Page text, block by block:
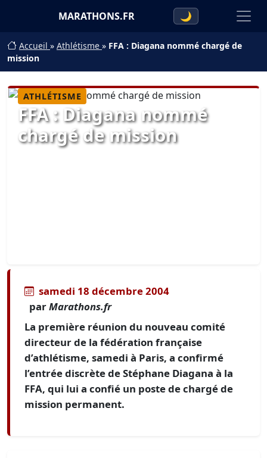
MARATHONS.FR 🌙
Accueil » Athlétisme » FFA : Diagana nommé chargé de
mission
ATHLÉTISME
FFA : Diagana nommé
chargé de mission
samedi 18 décembre 2004
parMarathons.fr
La première réunion du nouveau comité
directeur de la fédération française
d’athlétisme, samedi à Paris, a confirmé
l’entrée discrète de Stéphane Diagana à la
FFA, qui lui a confié un poste de chargé de
mission permanent.